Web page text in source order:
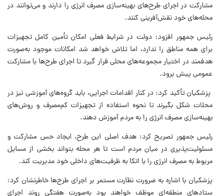
مشارکت در اجرای طرح‌های بهینه‌سازی مصرف انرژی را دارند و می‌توانند در
محله‌های خود نقش‌آفرینی کنند.
رئیس جمهور افزود: دولت در شرایط فعلی امکان تأمین کامل تجهیزات
برای همه مناطق را ندارد، اما تلاش خواهد شد امکانات موجود به‌صورت
هدفمند در اختیار مجموعه‌های محلی قرار گیرد تا اجرای طرح‌ها با مشارکت
عمومی پیش برود.
پزشکیان تأکید کرد: در کنار اقدامات اجرایی، باید گروه‌های آموزشی نیز در
محلات شکل بگیرند تا نحوه استفاده از تجهیزات کم‌مصرف و روش‌های
بهینه‌سازی مصرف انرژی را به مردم آموزش دهند.
رئیس جمهور تصریح کرد: هدف اصلی این طرح، ایجاد حس مشارکت و
مسئولیت‌پذیری در میان مردم است تا هر محله بتواند بخشی از مسایل
مربوط به مصرف انرژی را با اتکا به ظرفیت‌های داخلی خود مدیریت کند.
پزشکیان با اشاره به ضرورت نظارت مستمر بر اجرای طرح‌ها خاطرنشان کرد:
ستادهای منطقه‌ای موظف خواهند بود به‌صورت هفتگی روند اجرای